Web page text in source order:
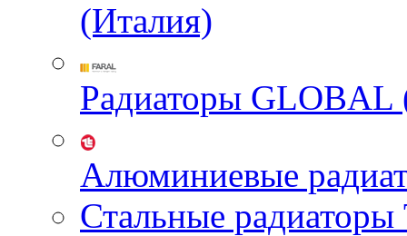
(Италия)
Радиаторы GLOBAL
Алюминиевые
Стальные